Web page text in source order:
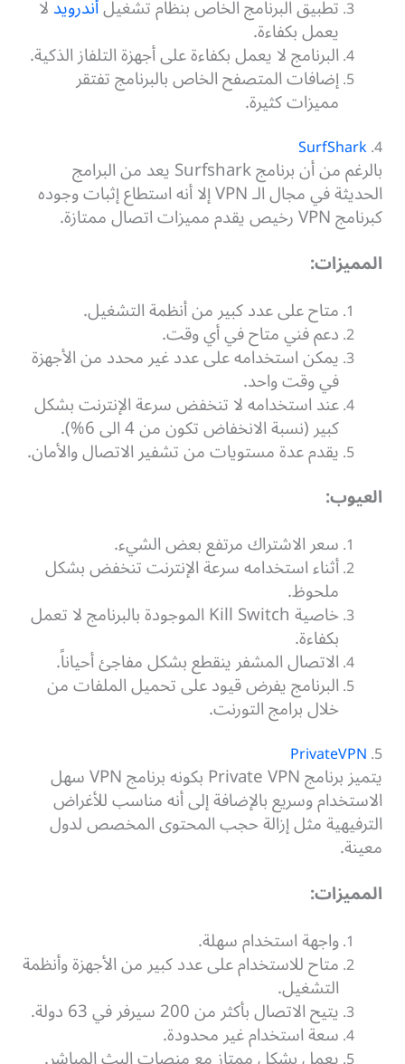
تطبيق البرنامج الخاص بنظام تشغيلأندرويدلا
يعمل بكفاءة.
البرنامج لا يعمل بكفاءة على أجهزة التلفاز الذكية.
إضافات المتصفح الخاص بالبرنامج تفتقر
مميزات كثيرة.
4.
SurfShark
بالرغم من أن برنامج Surfshark يعد من البرامج
الحديثة في مجال الـ VPN إلا أنه استطاع إثبات وجوده
كبرنامج VPN رخيص يقدم مميزات اتصال ممتازة.
المميزات:
متاح على عدد كبير من أنظمة التشغيل.
دعم فني متاح في أي وقت.
يمكن استخدامه على عدد غير محدد من الأجهزة
في وقت واحد.
عند استخدامه لا تنخفض سرعة الإنترنت بشكل
كبير (نسبة الانخفاض تكون من 4 الى 6%).
يقدم عدة مستويات من تشفير الاتصال والأمان.
العيوب:
سعر الاشتراك مرتفع بعض الشيء.
أثناء استخدامه سرعة الإنترنت تنخفض بشكل
ملحوظ.
خاصية Kill Switch الموجودة بالبرنامج لا تعمل
بكفاءة.
الاتصال المشفر ينقطع بشكل مفاجئ أحياناً.
البرنامج يفرض قيود على تحميل الملفات من
خلال برامج التورنت.
5.
PrivateVPN
يتميز برنامج Private VPN بكونه برنامج VPN سهل
الاستخدام وسريع بالإضافة إلى أنه مناسب للأغراض
الترفيهية مثل إزالة حجب المحتوى المخصص لدول
معينة.
المميزات:
واجهة استخدام سهلة.
متاح للاستخدام على عدد كبير من الأجهزة وأنظمة
التشغيل.
يتيح الاتصال بأكثر من 200 سيرفر في 63 دولة.
سعة استخدام غير محدودة.